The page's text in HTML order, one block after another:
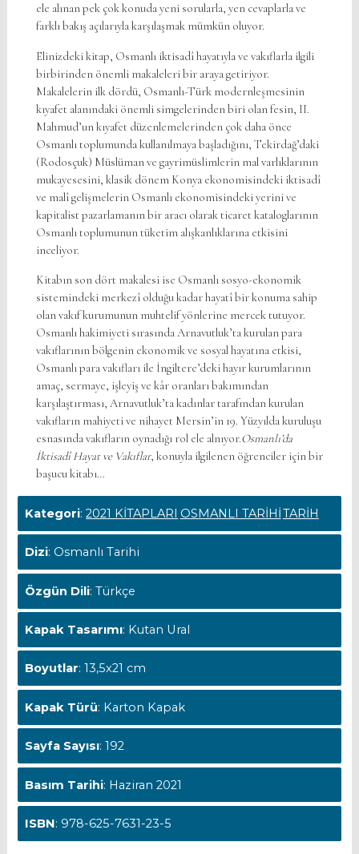
ele alınan pek çok konuda yeni sorularla, yen cevaplarla ve
farklı bakış açılarıyla karşılaşmak mümkün oluyor.
Elinizdeki kitap, Osmanlı iktisadî hayatıyla ve vakıflarla ilgili
birbirinden önemli makaleleri bir araya getiriyor.
Makalelerin ilk dördü, Osmanlı-Türk modernleşmesinin
kıyafet alanındaki önemli simgelerinden biri olan fesin, II.
Mahmud’un kıyafet düzenlemelerinden çok daha önce
Osmanlı toplumunda kullanılmaya başladığını, Tekirdağ’daki
(Rodosçuk) Müslüman ve gayrimüslimlerin mal varlıklarının
mukayesesini, klasik dönem Konya ekonomisindeki iktisadî
ve malî gelişmelerin Osmanlı ekonomisindeki yerini ve
kapitalist pazarlamanın bir aracı olarak ticaret kataloglarının
Osmanlı toplumunun tüketim alışkanlıklarına etkisini
inceliyor.
Kitabın son dört makalesi ise Osmanlı sosyo-ekonomik
sistemindeki merkezî olduğu kadar hayatî bir konuma sahip
olan vakıf kurumunun muhtelif yönlerine mercek tutuyor.
Osmanlı hakimiyeti sırasında Arnavutluk’ta kurulan para
vakıflarının bölgenin ekonomik ve sosyal hayatına etkisi,
Osmanlı para vakıfları ile İngiltere’deki hayır kurumlarının
amaç, sermaye, işleyiş ve kâr oranları bakımından
karşılaştırması, Arnavutluk’ta kadınlar tarafından kurulan
vakıfların mahiyeti ve nihayet Mersin’in 19. Yüzyılda kuruluşu
esnasında vakıfların oynadığı rol ele alnıyor.Osmanlı’da
İktisadî Hayat ve Vakıflar, konuyla ilgilenen öğrenciler için bir
başucu kitabı…
Kategori:2021 KİTAPLARI OSMANLI TARİHİTARİH
Dizi: Osmanlı Tarihi
Özgün Dili: Türkçe
Kapak Tasarımı: Kutan Ural
Boyutlar: 13,5x21 cm
Kapak Türü: Karton Kapak
Sayfa Sayısı: 192
Basım Tarihi: Haziran 2021
ISBN: 978-625-7631-23-5